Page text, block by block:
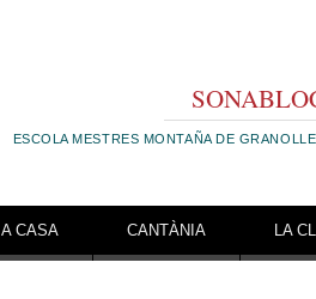
ESCOLA MESTRES MONTAÑA DE
CASA CANTÀNIA LA